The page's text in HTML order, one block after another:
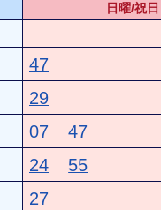
日曜/祝日
47
29
07 47
24 55
27